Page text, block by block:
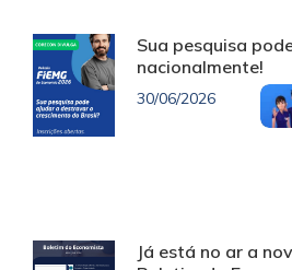
Sua pesquisa
nacionalmente!
30/06/2026
Já está no ar a